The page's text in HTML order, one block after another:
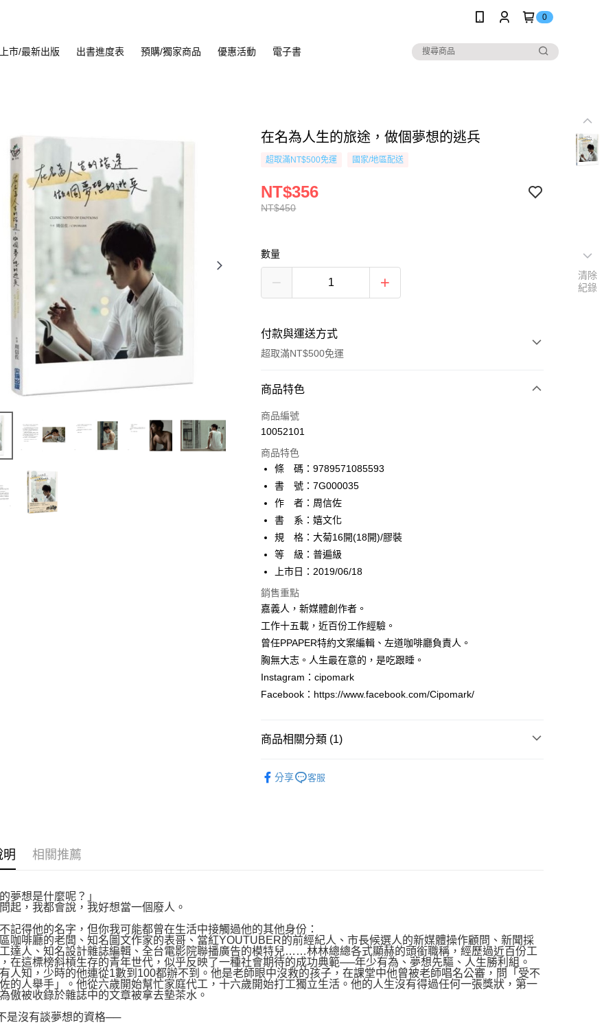
0
市/最新出版 出書進度表 預購/獨家商品 優惠活動 電子書
在名為人生的旅途，做個夢想的逃兵
超取滿NT$500免運 國家/地區配送
NT$450
NT$356
數量
付款與運送方式
超取滿NT$500免運
付款方式
信用卡一次付款
AFTEE先享後付
相關說明
AFTEE先享後付是「在收到商品之後才付款」的支付方式。 讓您購物簡單
便利好安心！
１．簡單：不需註冊會員、不需綁卡、不需儲值。
２．便利：只要手機號碼，簡訊認證，即可結帳。
３．安心：先確認商品／服務後，再付款。
１．於結帳方式選擇「AFTEE先享後付」後，將跳轉至「AFTEE先享後
付」結帳頁面，進行簡訊認證並確認金額後，即可完成結帳。
３．收到繳費通知簡訊後14天內，點擊此簡訊中的連結，可透過四大超商
／ATM／網路銀行／等多元方式進行付款，方視為交易完成。
※ 請注意：結帳手續完成當下不需立刻繳費，但若您需要取消訂單，請聯
絡購買商品的店家。未經商家同意取消之訂單仍視為有效，需透過AFTEE
先享後付繳納相關費用。
※ 交易是否成功請以「AFTEE先享後付 」之結帳頁面顯示為準，若有關於
【注意事項】
求債權轉讓予恩沛科技股份有限公司。
ATM付款
運送方式
全家取貨付款
每筆NT$80，滿NT$500(含以上)免運費
每筆NT$80，滿NT$500(含以上)免運費
萊爾富取貨付款
每筆NT$80，滿NT$500(含以上)免運費
商品特色
商品編號
10052101
商品特色
條 碼：9789571085593
書 號：7G000035
作 者：周信佐
書 系：嬉文化
規 格：大菊16開(18開)/膠裝
等 級：普遍級
上市日：2019/06/18
銷售重點
嘉義人，新媒體創作者。
工作十五載，近百份工作經驗。
曾任PPAPER特約文案編輯、左道咖啡廳負責人。
胸無大志。人生最在意的，是吃跟睡。
Instagram：cipomark
Facebook：https://www.facebook.com/Cipomark/
商品相關分類 (1)
分享
客服
明 相關推薦
夢想是什麼呢？」
起，我都會說，我好想當一個廢人。
記得他的名字，但你我可能都曾在生活中接觸過他的其他身份：
咖啡廳的老闆、知名圖文作家的表哥、當紅YOUTUBER的前經紀人、市長候選人的新媒體操作顧問、新聞採
達人、知名設計雜誌編輯、全台電影院聯播廣告的模特兒……林林總總各式顯赫的頭銜職稱，經歷過近百份工
在這標榜斜槓生存的青年世代，似乎反映了一種社會期待的成功典範──年少有為、夢想先驅、人生勝利組。
人知，少時的他連從1數到100都辦不到。他是老師眼中沒救的孩子，在課堂中他曾被老師唱名公審，問「受不
的人舉手」。他從六歲開始幫忙家庭代工，十六歲開始打工獨立生活。他的人生沒有得過任何一張獎狀，第一
傲被收錄於雜誌中的文章被拿去墊茶水。
是沒有談夢想的資格──
清除
紀錄